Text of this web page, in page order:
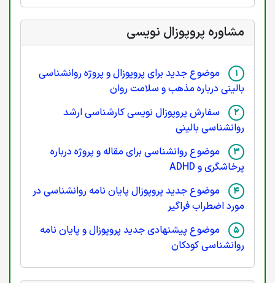
مشاوره پروپوزال نویسی
موضوع جدید برای پروپوزال و پروژه روانشناسی
بالینی درباره مذهب و سلامت روان
سفارش پروپوزال نویسی کارشناسی ارشد
روانشناسی بالینی
موضوع روانشناسی برای مقاله و پروژه درباره
پرخاشگری و ADHD
موضوع جدید پروپوزال پایان نامه روانشناسی در
مورد اضطراب فراگیر
موضوع پیشنهادی جدید پروپوزال و پایان نامه
روانشناسی کودکان